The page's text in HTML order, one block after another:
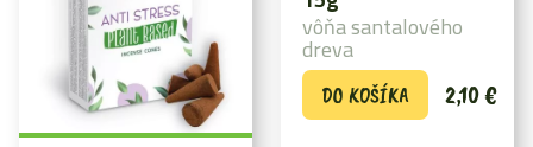
2,10€
vôňa santalového
dreva
DO KOŠÍKA